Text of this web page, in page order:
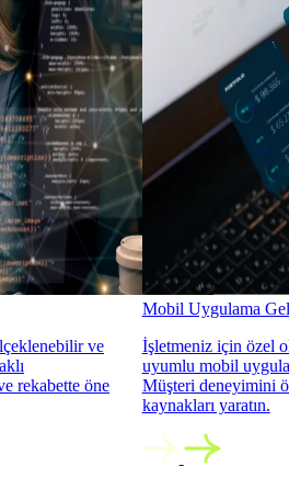
ve
rekabette öne
Mobil Uygulama
İşletmeniz için özel
uyumlu mobil
Müşteri deneyimini
kaynakları yaratın.